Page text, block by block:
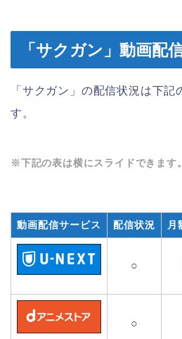
「サクガン」動画配
「サクガン」の配信状況は下記
す。
※下記の表は横にスライドできます。
動画配信サービス 配信状況 月
○
○